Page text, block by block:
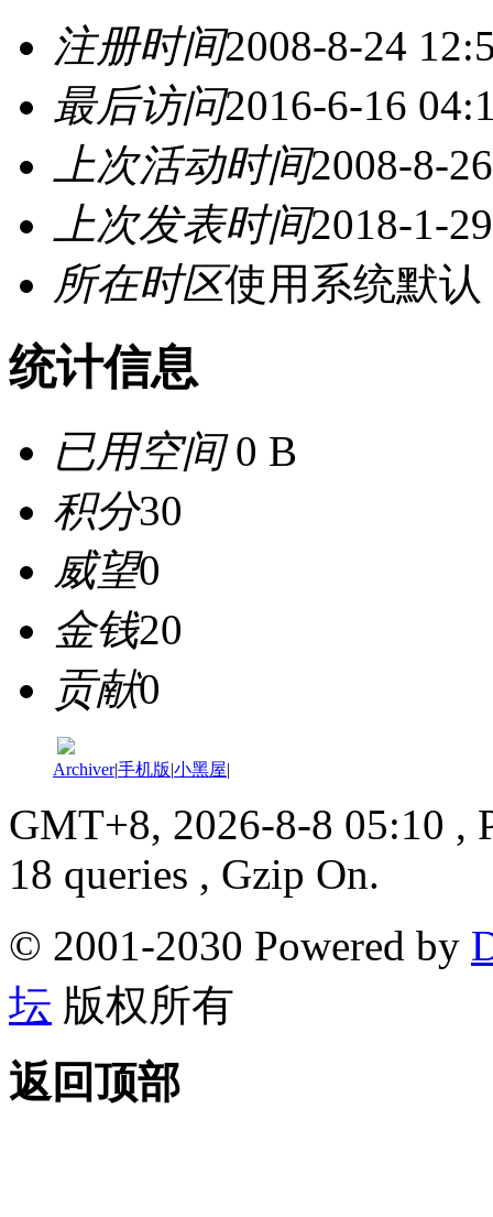
注册时间2008-8-24
最后访问2016-6-16
上次活动时间2008-8-
上次发表时间2018-1-
所在时区使用系统默认
统计信息
已用空间0 B
积分30
威望0
金钱20
贡献0
Archiver|手机版|小黑屋|
GMT+8, 2026-8-8 05:10 ,
18 queries , Gzip On.
© 2001-2030 Powered by
坛 版权所有
返回顶部